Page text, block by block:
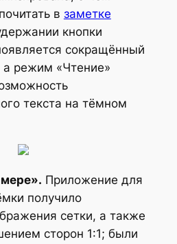
в заметке
кнопки
сокращённый
а режим «Чтение»
текста на тёмном
Приложение для
получило
сетки, а также
сторон 1:1; были